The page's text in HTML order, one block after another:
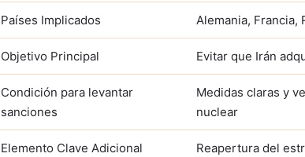
Países Implicados Alemania, Francia,
Objetivo Principal Evitar que Irán
Condición para levantar
sanciones
Medidas claras y
nuclear
Elemento Clave Adicional Reapertura del